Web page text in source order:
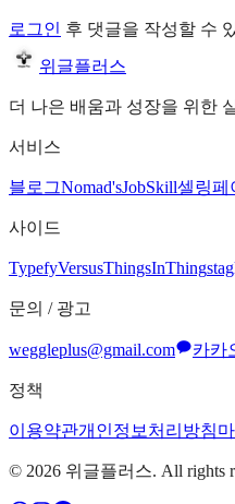
로그인 후 댓글을 작성할 수
위글플러스
더 나은 배움과 성장을 위한
서비스
블로그Nomad'sJobSkill셀링페
사이드
TypefyVersusThingsInThing
문의 / 광고
weggleplus@gmail.com 카카
정책
이용약관개인정보처리방침
© 2026 위글플러스. All rights